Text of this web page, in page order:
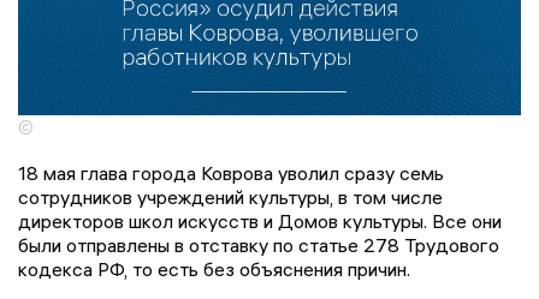
©
18 мая глава города Коврова уволил сразу семь
сотрудников учреждений культуры, в том числе
директоров школ искусств и Домов культуры. Все они
были отправлены в отставку по статье 278 Трудового
кодекса РФ, то есть без объяснения причин.